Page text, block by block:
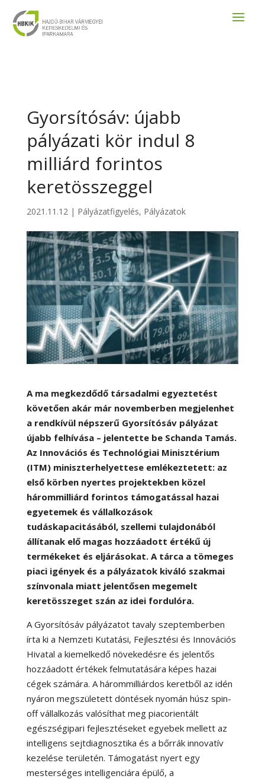
Gyorsítósáv: újabb
pályázati kör indul 8
milliárd forintos
keretösszeggel
2021.11.12| Pályázatfigyelés, Pályázatok
A ma megkezdődő társadalmi egyeztetést
követően akár már novemberben megjelenhet
a rendkívül népszerű Gyorsítósáv pályázat
újabb felhívása – jelentette be Schanda Tamás.
Az Innovációs és Technológiai Minisztérium
(ITM) miniszterhelyettese emlékeztetett: az
első körben nyertes projektekben közel
hárommilliárd forintos támogatással hazai
egyetemek és vállalkozások
tudáskapacitásából, szellemi tulajdonából
állítanak elő magas hozzáadott értékű új
termékeket és eljárásokat. A tárca a tömeges
piaci igények és a pályázatok kiváló szakmai
színvonala miatt jelentősen megemelt
keretösszeget szán az idei fordulóra.
A Gyorsítósáv pályázatot tavaly szeptemberben
írta ki a Nemzeti Kutatási, Fejlesztési és Innovációs
Hivatal a kiemelkedő növekedésre és jelentős
hozzáadott értékek felmutatására képes hazai
cégek számára. A hárommilliárdos keretből az idén
nyáron megszületett döntések nyomán húsz spin-
off vállalkozás valósíthat meg piacorientált
egészségipari fejlesztéseket egyebek mellett az
intelligens sejtdiagnosztika és a bőrrák innovatív
kezelése területén. Támogatást nyert egy
mesterséges intelligenciára épülő, a